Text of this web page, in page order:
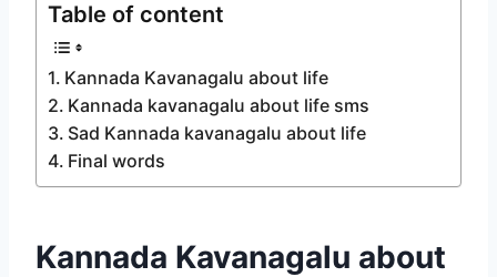
Table of content
Kannada Kavanagalu about life
Kannada kavanagalu about life sms
Sad Kannada kavanagalu about life
Final words
Kannada Kavanagalu about